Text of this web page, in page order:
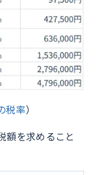
税率）
額を求めること